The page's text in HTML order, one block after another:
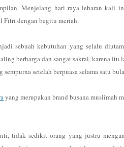
Menjelang hari raya lebaran kali
Fitri dengan begitu meriah.
sebuah kebutuhan yang selalu
berharga dan sangat sakral, karena
setelah berpuasa selama satu
yang merupakan brand busana muslimah
tidak sedikit orang yang justru